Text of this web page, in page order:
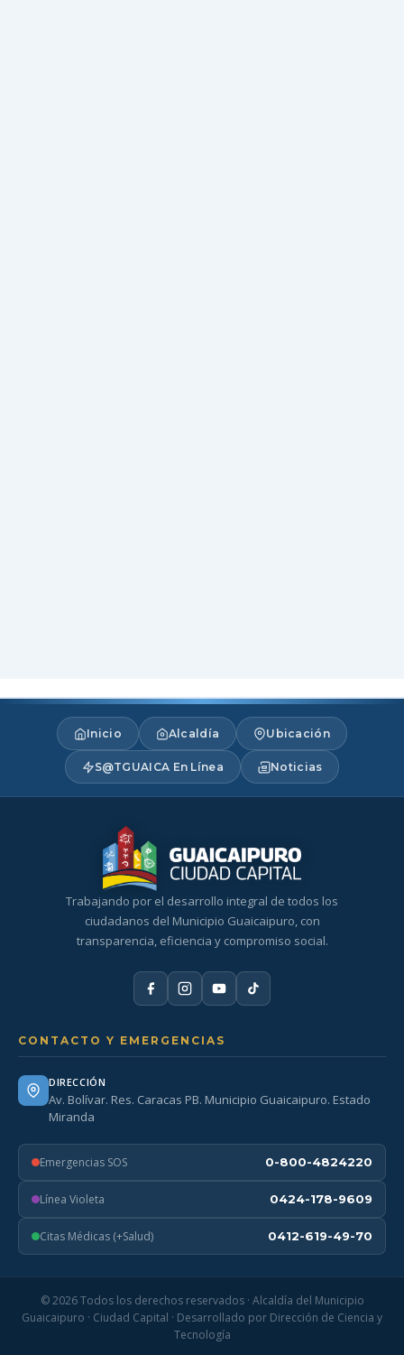
Inicio Alcaldía Ubicación
S@TGUAICA En Línea Noticias
Trabajando por el desarrollo integral de todos los
ciudadanos del Municipio Guaicaipuro, con
transparencia, eficiencia y compromiso social.
CONTACTO Y EMERGENCIAS
DIRECCIÓN
Av. Bolívar. Res. Caracas PB. Municipio Guaicaipuro. Estado
Miranda
Emergencias SOS 0-800-4824220
Línea Violeta 0424-178-9609
Citas Médicas (+Salud) 0412-619-49-70
© 2026 Todos los derechos reservados · Alcaldía del Municipio
Guaicaipuro · Ciudad Capital · Desarrollado por Dirección de Ciencia y
Tecnología